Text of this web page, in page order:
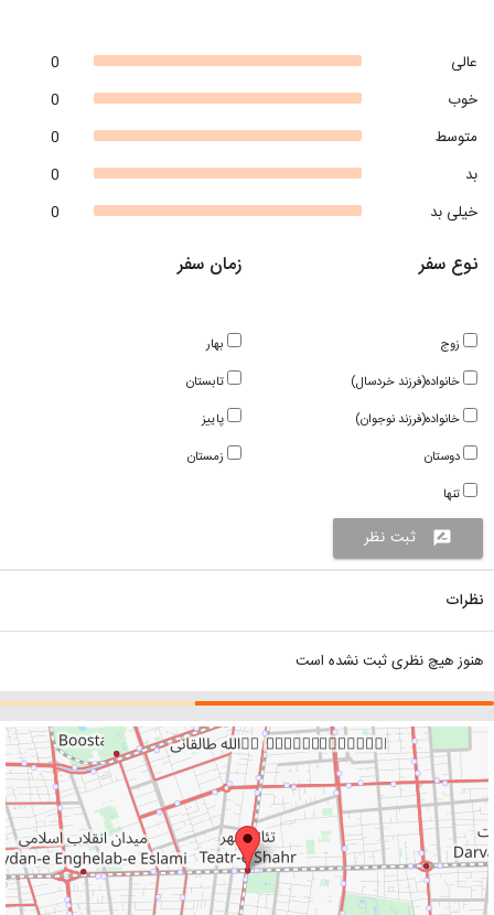
0
عالی
0
خوب
0
متوسط
0
بد
0
خیلی بد
زمان سفر
بهار
تابستان
پاییز
زمستان
نوع سفر
زوج
خانواده(فرزند خردسال)
خانواده(فرزند نوجوان)
دوستان
تنها
rate_review ثبت نظر
نظرات
هنوز هیچ نظری ثبت نشده است